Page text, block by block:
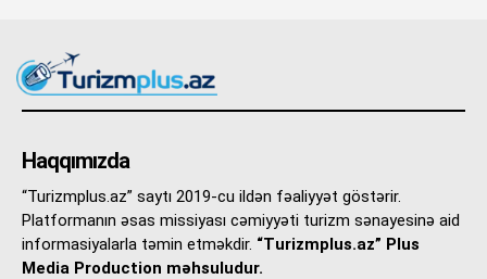
Haqqımızda
“Turizmplus.az” saytı 2019-cu ildən fəaliyyət göstərir.
Platformanın əsas missiyası cəmiyyəti turizm sənayesinə aid
informasiyalarla təmin etməkdir. “Turizmplus.az” Plus
Media Production məhsuludur.